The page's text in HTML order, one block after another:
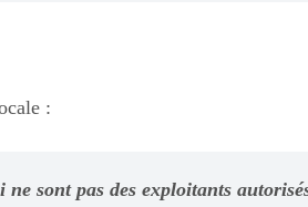
:
sont pas des exploitants